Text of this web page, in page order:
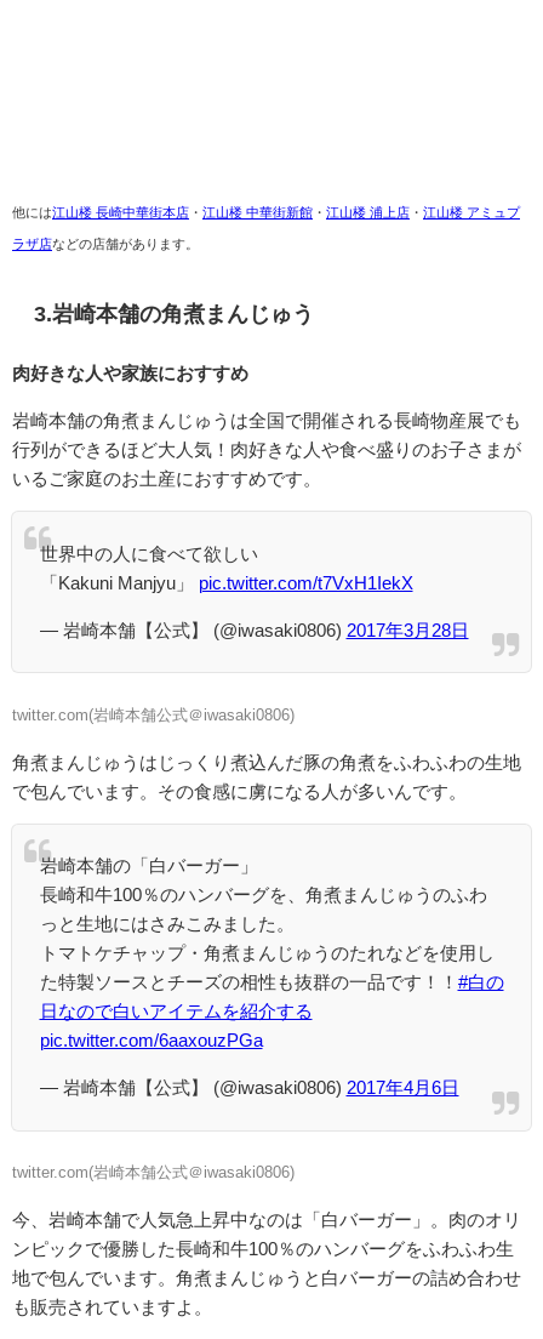
他には江山楼 長崎中華街本店 ・ 江山楼 中華街新館 ・ 江山楼 浦上店 ・ 江山楼 アミュプ
ラザ店などの店舗があります。
3.岩崎本舗の角煮まんじゅう
肉好きな人や家族におすすめ
岩崎本舗の角煮まんじゅうは全国で開催される長崎物産展でも
行列ができるほど大人気！肉好きな人や食べ盛りのお子さまが
いるご家庭のお土産におすすめです。
世界中の人に食べて欲しい
「Kakuni Manjyu」 pic.twitter.com/t7VxH1IekX
— 岩崎本舗【公式】 (@iwasaki0806) 2017年3月28日
twitter.com(岩崎本舗公式＠iwasaki0806)
角煮まんじゅうはじっくり煮込んだ豚の角煮をふわふわの生地
で包んでいます。その食感に虜になる人が多いんです。
岩崎本舗の「白バーガー」
長崎和牛100％のハンバーグを、角煮まんじゅうのふわ
っと生地にはさみこみました。
トマトケチャップ・角煮まんじゅうのたれなどを使用し
た特製ソースとチーズの相性も抜群の一品です！！ #白の
日なので白いアイテムを紹介する
pic.twitter.com/6aaxouzPGa
— 岩崎本舗【公式】 (@iwasaki0806) 2017年4月6日
twitter.com(岩崎本舗公式＠iwasaki0806)
今、岩崎本舗で人気急上昇中なのは「白バーガー」。肉のオリ
ンピックで優勝した長崎和牛100％のハンバーグをふわふわ生
地で包んでいます。角煮まんじゅうと白バーガーの詰め合わせ
も販売されていますよ。